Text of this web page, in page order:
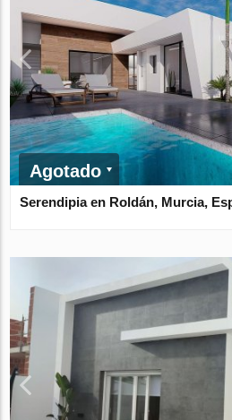
Agotado
Serendipia en Roldán, Murcia,